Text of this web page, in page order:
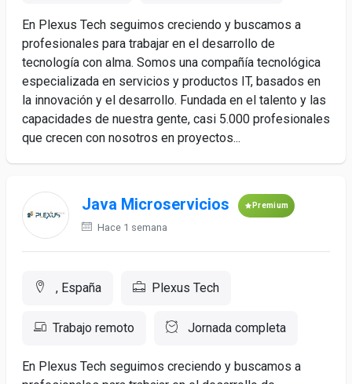
En Plexus Tech seguimos creciendo y buscamos a
profesionales para trabajar en el desarrollo de
tecnología con alma. Somos una compañía tecnológica
especializada en servicios y productos IT, basados en
la innovación y el desarrollo. Fundada en el talento y las
capacidades de nuestra gente, casi 5.000 profesionales
que crecen con nosotros en proyectos...
Java Microservicios Premium
Hace 1 semana
, España Plexus Tech
Trabajo remoto Jornada completa
En Plexus Tech seguimos creciendo y buscamos a